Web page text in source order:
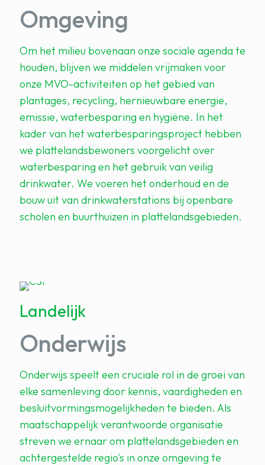
Omgeving
Om het milieu bovenaan onze sociale agenda te
houden, blijven we middelen vrijmaken voor
onze MVO-activiteiten op het gebied van
plantages, recycling, hernieuwbare energie,
emissie, waterbesparing en hygiëne. In het
kader van het waterbesparingsproject hebben
we plattelandsbewoners voorgelicht over
waterbesparing en het gebruik van veilig
drinkwater. We voeren het onderhoud en de
bouw uit van drinkwaterstations bij openbare
scholen en buurthuizen in plattelandsgebieden.
Landelijk
Onderwijs
Onderwijs speelt een cruciale rol in de groei van
elke samenleving door kennis, vaardigheden en
besluitvormingsmogelijkheden te bieden. Als
maatschappelijk verantwoorde organisatie
streven we ernaar om plattelandsgebieden en
achtergestelde regio's in onze omgeving te